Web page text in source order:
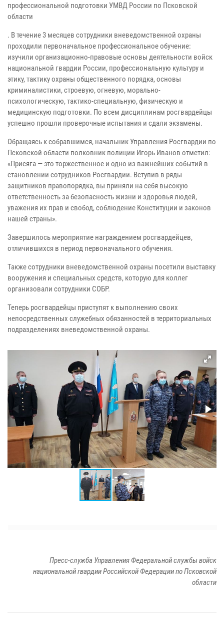
профессиональной подготовки УМВД России по Псковской
области
. В течение 3 месяцев сотрудники вневедомственной охраны
проходили первоначальное профессиональное обучение:
изучили организационно-правовые основы деятельности войск
национальной гвардии России, профессиональную культуру и
этику, тактику охраны общественного порядка, основы
криминалистики, строевую, огневую, морально-
психологическую, тактико-специальную, физическую и
медицинскую подготовки. По всем дисциплинам росгвардейцы
успешно прошли проверочные испытания и сдали экзамены.
Обращаясь к собравшимся, начальник Управления Росгвардии по
Псковской области полковник полиции Игорь Иванов отметил:
«Присяга — это торжественное и одно из важнейших событий в
становлении сотрудников Росгвардии. Вступив в ряды
защитников правопорядка, вы приняли на себя высокую
ответственность за безопасность жизни и здоровья людей,
уважения их прав и свобод, соблюдение Конституции и законов
нашей страны».
Завершилось мероприятие награждением росгвардейцев,
отличившихся в период первоначального обучения.
Также сотрудники вневедомственной охраны посетили выставку
вооружения и специальных средств, которую для коллег
организовали сотрудники СОБР.
Теперь росгвардейцы приступят к выполнению своих
непосредственных служебных обязанностей в территориальных
подразделениях вневедомственной охраны.
Пресс-служба Управления Федеральной службы войск
национальной гвардии Российской Федерации по Псковской
области